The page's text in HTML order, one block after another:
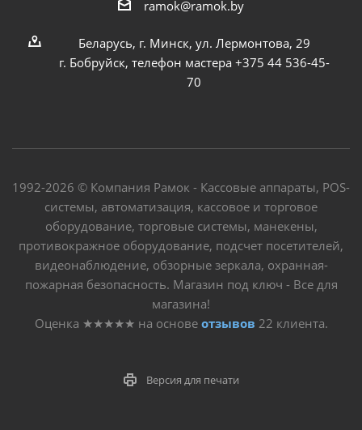
ramok@ramok.by
Беларусь, г. Минск, ул. Лермонтова, 29
г. Бобруйск, телефон мастера +375 44 536-45-
70
1992-2026 © Компания Рамок - Кассовые аппараты, POS-
системы, автоматизация, кассовое и торговое
оборудование, торговые системы, манекены,
противокражное оборудование, подсчет посетителей,
видеонаблюдение, обзорные зеркала, охранная-
пожарная безопасность. Магазин под ключ - Все для
магазина!
Оценка ★★★★★ на основе отзывов 22 клиента.
Версия для печати